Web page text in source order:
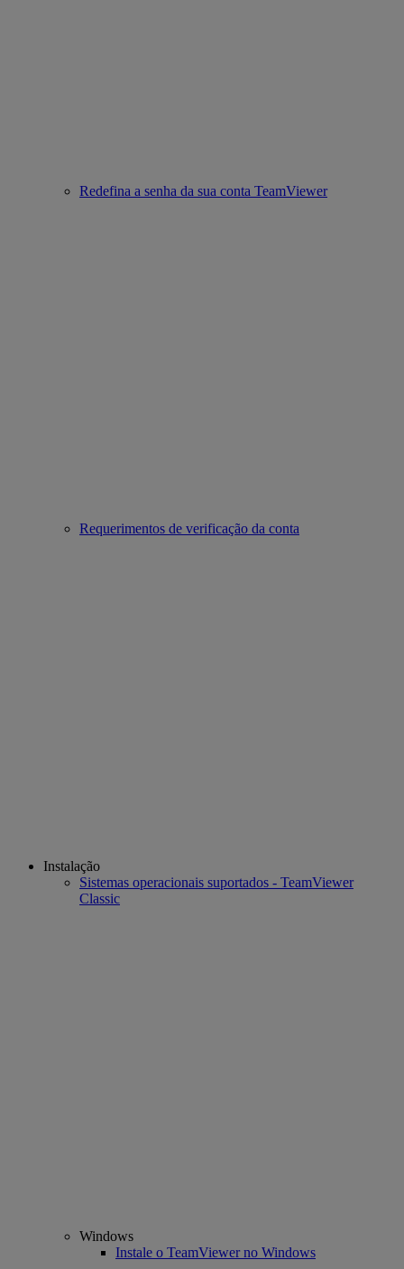
Redefina a senha da sua conta TeamViewer
Requerimentos de verificação da conta
Instalação
Sistemas operacionais suportados - TeamViewer
Classic
Windows
Instale o TeamViewer no Windows